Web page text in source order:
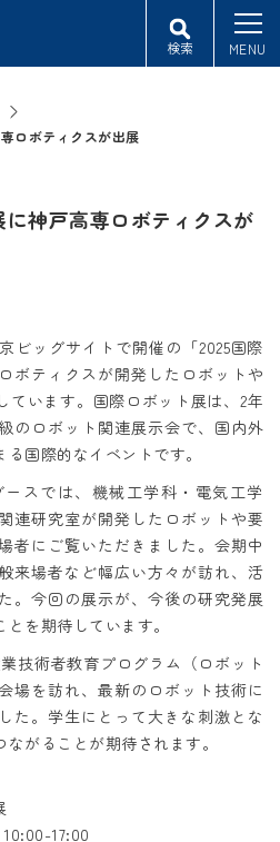
検索 MENU
ロボティクスが出展
に神戸高専ロボティクスが
ビッグサイトで開催の「2025国際
ボティクスが開発したロボットや
ています。国際ロボット展は、2年
のロボット関連展示会で、国内外
国際的なイベントです。
スでは、機械工学科・電気工学
連研究室が開発したロボットや要
者にご覧いただきました。会期中
来場者など幅広い方々が訪れ、活
。今回の展示が、今後の研究発展
を期待しています。
技術者教育プログラム（ロボット
場を訪れ、最新のロボット技術に
た。学生にとって大きな刺激とな
がることが期待されます。
17:00